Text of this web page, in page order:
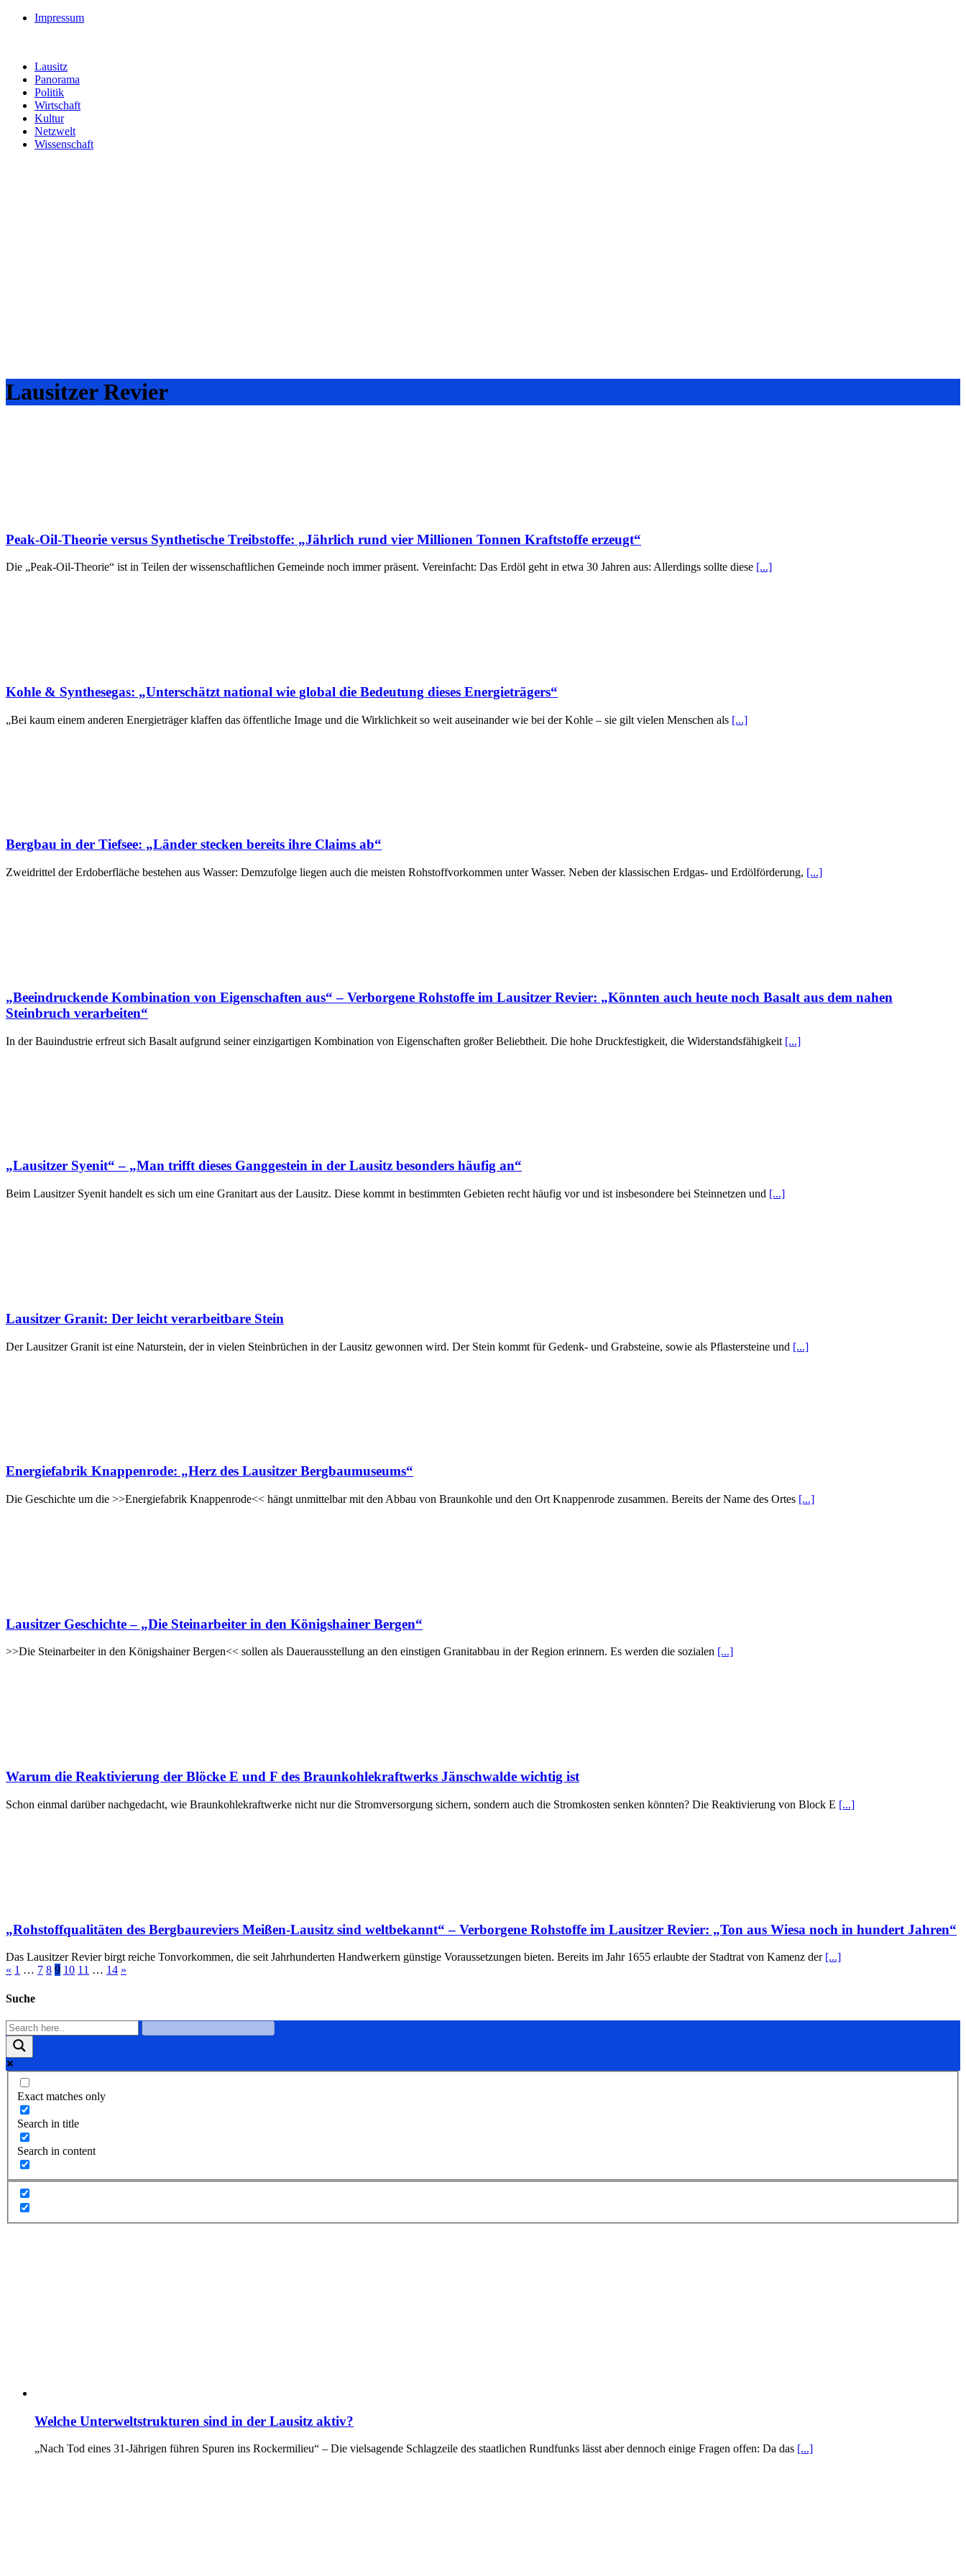
Impressum
Lausitz
Panorama
Politik
Wirtschaft
Kultur
Netzwelt
Wissenschaft
Lausitzer Revier
Peak-Oil-Theorie versus Synthetische Treibstoffe: „Jährlich rund vier Millionen Tonnen Kraftstoffe erzeugt“
Die „Peak-Oil-Theorie“ ist in Teilen der wissenschaftlichen Gemeinde noch immer präsent. Vereinfacht: Das Erdöl geht in etwa 30 Jahren aus: Allerdings sollte diese [...]
Kohle & Synthesegas: „Unterschätzt national wie global die Bedeutung dieses Energieträgers“
„Bei kaum einem anderen Energieträger klaffen das öffentliche Image und die Wirklichkeit so weit auseinander wie bei der Kohle – sie gilt vielen Menschen als [...]
Bergbau in der Tiefsee: „Länder stecken bereits ihre Claims ab“
Zweidrittel der Erdoberfläche bestehen aus Wasser: Demzufolge liegen auch die meisten Rohstoffvorkommen unter Wasser. Neben der klassischen Erdgas- und Erdölförderung, [...]
„Beeindruckende Kombination von Eigenschaften aus“ – Verborgene Rohstoffe im Lausitzer Revier: „Könnten auch heute noch Basalt aus dem nahen
Steinbruch verarbeiten“
In der Bauindustrie erfreut sich Basalt aufgrund seiner einzigartigen Kombination von Eigenschaften großer Beliebtheit. Die hohe Druckfestigkeit, die Widerstandsfähigkeit [...]
„Lausitzer Syenit“ – „Man trifft dieses Ganggestein in der Lausitz besonders häufig an“
Beim Lausitzer Syenit handelt es sich um eine Granitart aus der Lausitz. Diese kommt in bestimmten Gebieten recht häufig vor und ist insbesondere bei Steinnetzen und [...]
Lausitzer Granit: Der leicht verarbeitbare Stein
Der Lausitzer Granit ist eine Naturstein, der in vielen Steinbrüchen in der Lausitz gewonnen wird. Der Stein kommt für Gedenk- und Grabsteine, sowie als Pflastersteine und [...]
Energiefabrik Knappenrode: „Herz des Lausitzer Bergbaumuseums“
Die Geschichte um die >>Energiefabrik Knappenrode<< hängt unmittelbar mit den Abbau von Braunkohle und den Ort Knappenrode zusammen. Bereits der Name des Ortes [...]
Lausitzer Geschichte – „Die Steinarbeiter in den Königshainer Bergen“
>>Die Steinarbeiter in den Königshainer Bergen<< sollen als Dauerausstellung an den einstigen Granitabbau in der Region erinnern. Es werden die sozialen [...]
Warum die Reaktivierung der Blöcke E und F des Braunkohlekraftwerks Jänschwalde wichtig ist
Schon einmal darüber nachgedacht, wie Braunkohlekraftwerke nicht nur die Stromversorgung sichern, sondern auch die Stromkosten senken könnten? Die Reaktivierung von Block E [...]
„Rohstoffqualitäten des Bergbaureviers Meißen-Lausitz sind weltbekannt“ – Verborgene Rohstoffe im Lausitzer Revier: „Ton aus Wiesa noch in hundert Jahren“
Das Lausitzer Revier birgt reiche Tonvorkommen, die seit Jahrhunderten Handwerkern günstige Voraussetzungen bieten. Bereits im Jahr 1655 erlaubte der Stadtrat von Kamenz der [...]
« 1 … 7 8 9 10 11 … 14 »
Suche
Exact matches only
Search in title
Search in content
Welche Unterweltstrukturen sind in der Lausitz aktiv?
„Nach Tod eines 31-Jährigen führen Spuren ins Rockermilieu“ – Die vielsagende Schlagzeile des staatlichen Rundfunks lässt aber dennoch einige Fragen offen: Da das [...]